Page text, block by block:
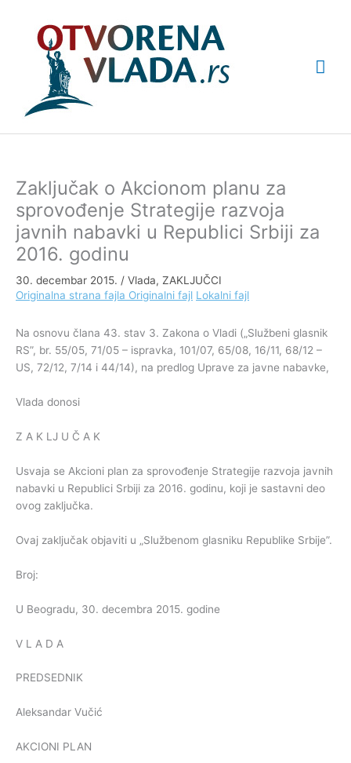
Zaključak o Akcionom planu za
sprovođenje Strategije razvoja
javnih nabavki u Republici Srbiji za
2016. godinu
30. decembar 2015. / Vlada, ZAKLJUČCI
Originalna strana fajla Originalni fajl Lokalni fajl
Na osnovu člana 43. stav 3. Zakona o Vladi („Službeni glasnik
RS”, br. 55/05, 71/05 – ispravka, 101/07, 65/08, 16/11, 68/12 –
US, 72/12, 7/14 i 44/14), na predlog Uprave za javne nabavke,
Vlada donosi
Z A K LJ U Č A K
Usvaja se Akcioni plan za sprovođenje Strategije razvoja javnih
nabavki u Republici Srbiji za 2016. godinu, koji je sastavni deo
ovog zaključka.
Ovaj zaključak objaviti u „Službenom glasniku Republike Srbije”.
Broj:
U Beogradu, 30. decembra 2015. godine
V L A D A
PREDSEDNIK
Aleksandar Vučić
AKCIONI PLAN